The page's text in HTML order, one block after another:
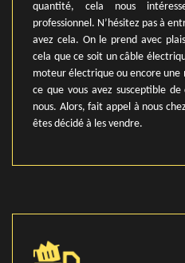
quantité, cela nous
professionnel. N’hésitez pas à
avez cela. On le prend avec
cela que ce soit un câble
moteur électrique ou encore une
ce que vous avez susceptible
nous. Alors, fait appel à nous
êtes décidé à les vendre.